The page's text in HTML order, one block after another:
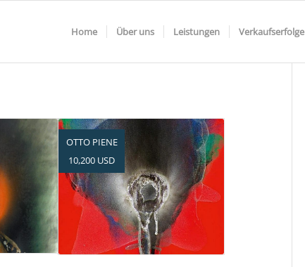
Home Über uns Leistungen Verkaufserfolge
OTTO PIENE
10,200 USD